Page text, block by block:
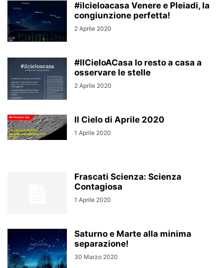
#ilcieloacasa Venere e Pleiadi, la
congiunzione perfetta!
2 Aprile 2020
#IlCieloACasa Io resto a casa a
osservare le stelle
2 Aprile 2020
Il Cielo di Aprile 2020
1 Aprile 2020
Frascati Scienza: Scienza
Contagiosa
1 Aprile 2020
Saturno e Marte alla minima
separazione!
30 Marzo 2020